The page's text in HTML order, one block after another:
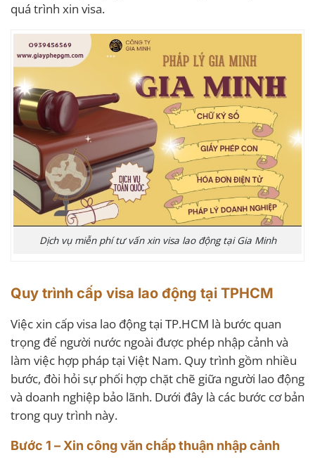
quá trình xin visa.
Dịch vụ miễn phí tư vấn xin visa lao động tại Gia Minh
Quy trình cấp visa lao động tại TPHCM
Việc xin cấp visa lao động tại TP.HCM là bước quan
trọng để người nước ngoài được phép nhập cảnh và
làm việc hợp pháp tại Việt Nam. Quy trình gồm nhiều
bước, đòi hỏi sự phối hợp chặt chẽ giữa người lao động
và doanh nghiệp bảo lãnh. Dưới đây là các bước cơ bản
trong quy trình này.
Bước 1 – Xin công văn chấp thuận nhập cảnh